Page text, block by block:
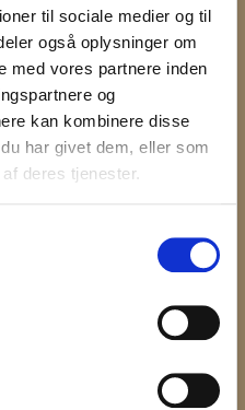
til sociale medier og til
også oplysninger om
med vores partnere inden
og
kan kombinere disse
har givet dem, eller som
deres tjenester.
dag, det vil sige
er fulde betalings
opholdet også selvom
kr. 250,-for afbestilling af
end 14 dage refunderes
dvs. betalingen er